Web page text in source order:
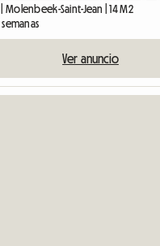
Molenbeek-Saint-Jean | 14 M2
Ver anuncio